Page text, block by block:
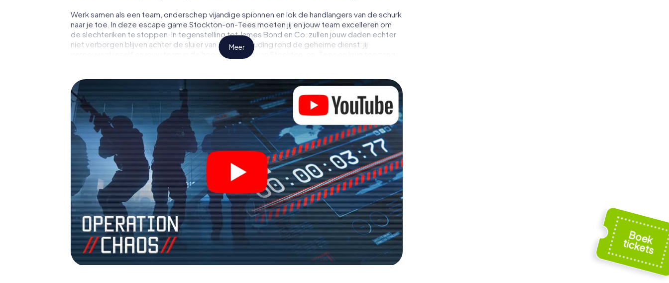
Werk samen als een team, onderschep vijandige spionnen en lok de handlangers van de schurk
naar je toe. In deze escape game Stockton-on-Tees moeten jij en jouw team excelleren om
de slechteriken te stoppen. In tegenstelling tot James Bond en Co. zullen jouw daden echter
niet verborgen blijven achter de sluier van geheimhouding rond de geheime dienst: jij
vereeuwigt jezelf en jouw team in de hoogste score van Stockton-on-Tees en krijg toegang
geheime agenten en verander Stockton-on-Tees in een escaperoom in de buitenlucht!
Meer